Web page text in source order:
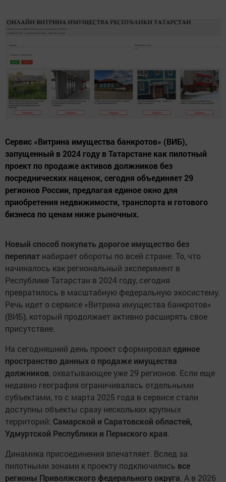
Сервис «Витрина имущества банкротов» (ВИБ),
запущенный в 2024 году в Татарстане как пилотный
проект по продаже активов должников без
посреднических наценок, сегодня объединяет 29
регионов России, предлагая единое окно для
приобретения недвижимости, транспорта и готового
бизнеса по ценам ниже рыночных.
Новый способ покупать дорогое имущество без
переплат набирает обороты по всей стране. То, что
начиналось как региональный эксперимент в
Республике Татарстан в 2024 году, сегодня
превратилось в масштабную федеральную экосистему.
Речь идет о сервисе «Витрина имущества банкротов»
(ВИБ), который продолжает активно расширять свое
присутствие.
На сегодняшний день проект сформировал единое
пространство данных о продаже имущества
должников, охватывающее уже 29 регионов. Если еще
недавно география ограничивалась отдельными
субъектами, то с марта 2025 года в сервисе стали
доступны объекты сразу нескольких крупных
территорий: Самарской и Саратовской областей,
Удмуртской Республики и Пермского края.
Динамика присоединения впечатляет. Вслед за
пилотными зонами к проекту подключились все
регионы Приволжского федерального округа. А в 2026